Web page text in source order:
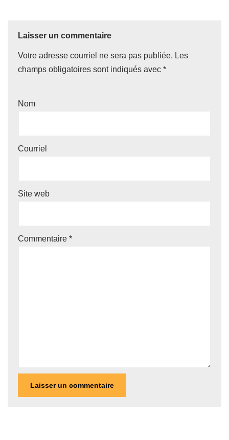
Laisser un commentaire
Votre adresse courriel ne sera pas publiée. Les
champs obligatoires sont indiqués avec *
Nom
Courriel
Site web
Commentaire *